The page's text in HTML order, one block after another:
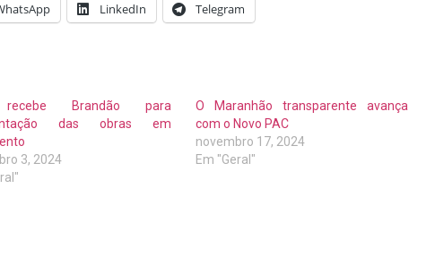
LinkedIn Telegram
Brandão para
das obras em
3, 2024
O Maranhão transparente avança
com o Novo PAC
novembro 17, 2024
Em "Geral"